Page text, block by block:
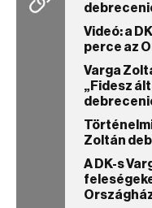
Videó: a
perce az
Varga
„Fidesz
Zoltán
A DK-s